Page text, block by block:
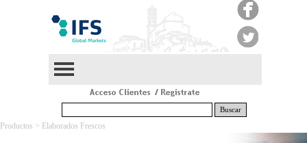
Buscar
Productos > Elaborados Frescos